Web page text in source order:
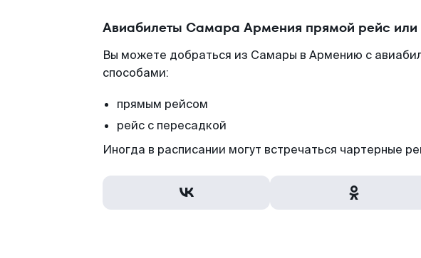
Авиабилеты Самара Армения прямой рейс
Вы можете добраться из Самары в Армению с
способами:
прямым рейсом
рейс с пересадкой
Иногда в расписании могут встречаться чартерные